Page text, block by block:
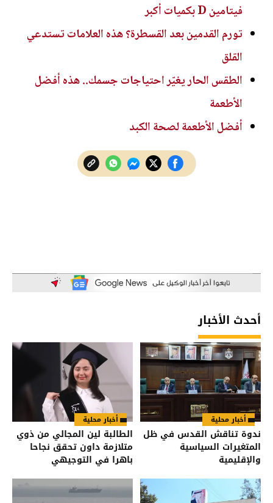
فيتامين D بكميات أكبر
تورم القدمين بعد القسطرة؟ هذه العلامات تستدعي
القلق
الطقس الحار يغيّر احتياجات جسمك.. هذه أفضل
الأطعمة
أفضل الأطعمة لصحة الكبد
أحدث الأخبار
أخبار محلية
ندوة تناقش القدس في ظل
المتغيرات السياسية
والإقليمية
أخبار محلية
الطالبة لين المجالي من ذوي
متلازمة داون تحقق نجاحا
باهرا في التوجيهي